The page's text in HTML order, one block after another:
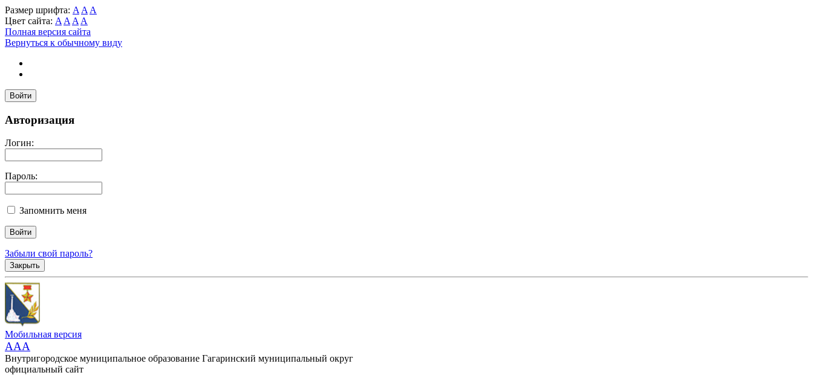
Размер шрифта: A A A
Цвет сайта: A A A A
Полная версия сайта
Вернуться к обычному виду
Войти
Авторизация
Логин:
Пароль:
Запомнить меня
Забыли свой пароль?
Закрыть
Мобильная версия
AAA
Внутригородское муниципальное образование Гагаринский муниципальный округ
официальный сайт